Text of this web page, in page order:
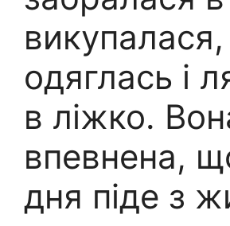
викупалася,
одяглась і
в ліжко.
впевнена,
дня піде з